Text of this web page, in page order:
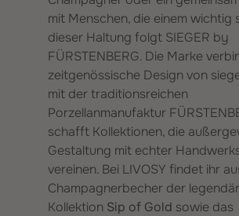
mit Menschen, die einem wichtig
dieser Haltung folgt SIEGER by
FÜRSTENBERG. Die Marke
zeitgenössische Design von
mit der traditionsreichen
Porzellanmanufaktur
schafft Kollektionen, die
Gestaltung mit echter
vereinen. Bei LIVOSY findet ihr
Champagnerbecher der
Kollektion Sip of Gold sowie das